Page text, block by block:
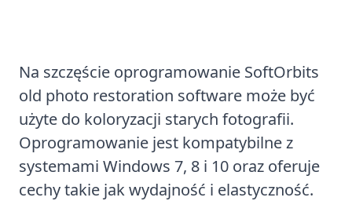
Na szczęście oprogramowanie SoftOrbits
old photo restoration software może być
użyte do koloryzacji starych fotografii.
Oprogramowanie jest kompatybilne z
systemami Windows 7, 8 i 10 oraz oferuje
cechy takie jak wydajność i elastyczność.